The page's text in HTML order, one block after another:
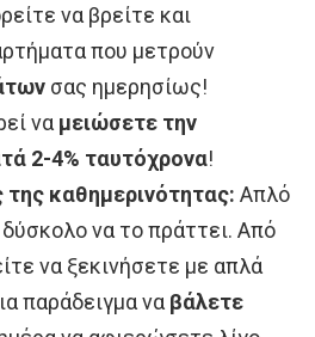
να βρείτε και
που μετρούν
σας ημερησίως!
να μειώσετε την
2-4% ταυτόχρονα!
καθημερινότητας: Απλό
δύσκολο να το πράττει. Από
να ξεκινήσετε με απλά
παράδειγμα να βάλετε